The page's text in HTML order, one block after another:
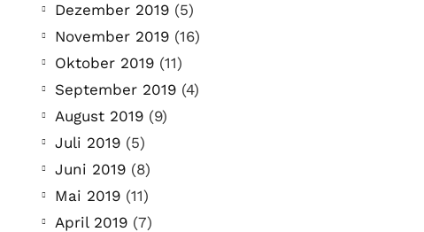
Dezember 2019 (5)
November 2019 (16)
Oktober 2019 (11)
September 2019 (4)
August 2019 (9)
Juli 2019 (5)
Juni 2019 (8)
Mai 2019 (11)
April 2019 (7)